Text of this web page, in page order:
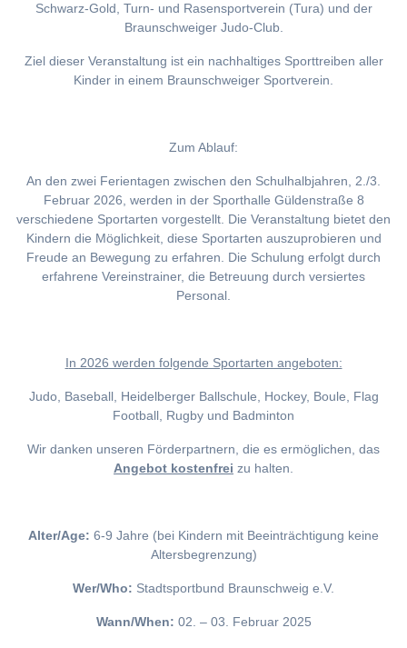
Schwarz-Gold, Turn- und Rasensportverein (Tura) und der
Braunschweiger Judo-Club.
Ziel dieser Veranstaltung ist ein nachhaltiges Sporttreiben aller
Kinder in einem Braunschweiger Sportverein.
Zum Ablauf:
An den zwei Ferientagen zwischen den Schulhalbjahren, 2./3.
Februar 2026, werden in der Sporthalle Güldenstraße 8
verschiedene Sportarten vorgestellt. Die Veranstaltung bietet den
Kindern die Möglichkeit, diese Sportarten auszuprobieren und
Freude an Bewegung zu erfahren. Die Schulung erfolgt durch
erfahrene Vereinstrainer, die Betreuung durch versiertes
Personal.
In 2026 werden folgende Sportarten angeboten:
Judo, Baseball, Heidelberger Ballschule, Hockey, Boule, Flag
Football, Rugby und Badminton
Wir danken unseren Förderpartnern, die es ermöglichen, das
Angebot kostenfrei zu halten.
Alter/Age: 6-9 Jahre (bei Kindern mit Beeinträchtigung keine
Altersbegrenzung)
Wer/Who: Stadtsportbund Braunschweig e.V.
Wann/When: 02. – 03. Februar 2025